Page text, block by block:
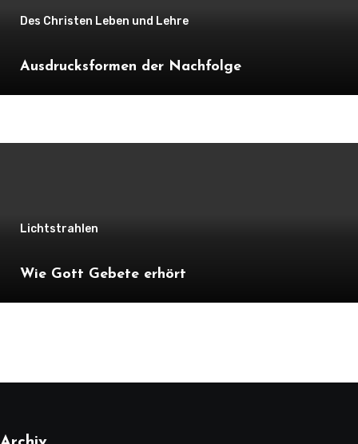
Des Christen Leben und Lehre
Ausdrucksformen der Nachfolge
Lichtstrahlen
Wie Gott Gebete erhört